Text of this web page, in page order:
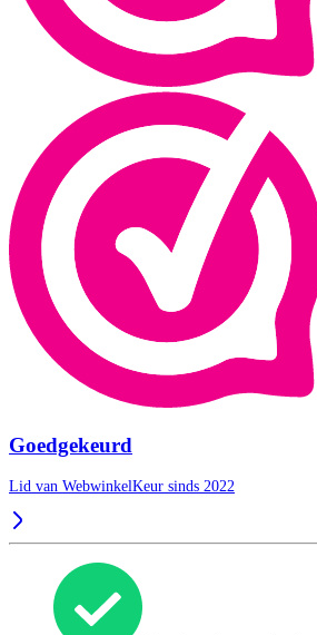
Goedgekeurd
Lid van WebwinkelKeur sinds 2022